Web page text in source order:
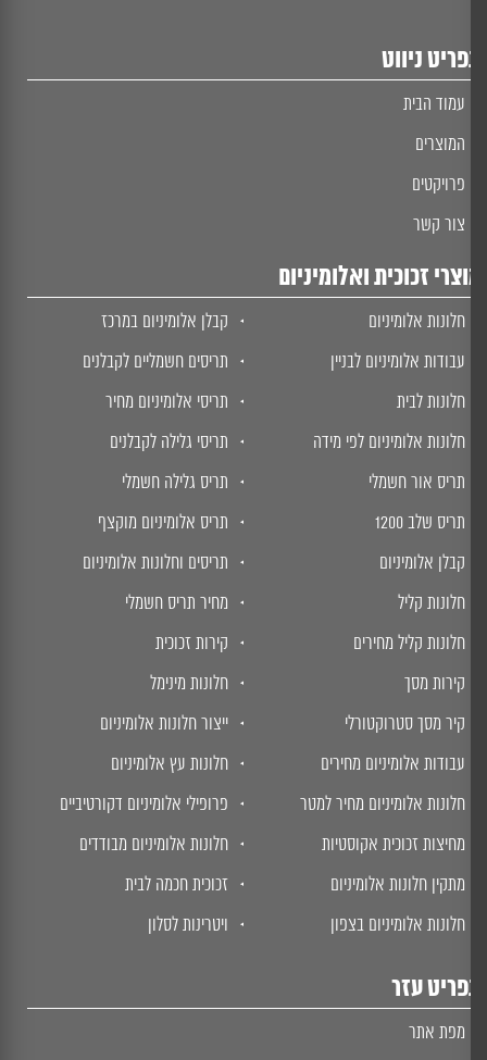
ניווט
עמוד הבית
המוצרים
פרויקטים
צור קשר
זכוכית ואלומיניום
חלונות אלומיניום
עבודות אלומיניום לבניין
חלונות לבית
חלונות אלומיניום לפי מידה
תריס אור חשמלי
תריס שלב 1200
קבלן אלומיניום
חלונות קליל
חלונות קליל מחירים
קירות מסך
קיר מסך סטרוקטורלי
עבודות אלומיניום מחירים
חלונות אלומיניום מחיר למטר
מחיצות זכוכית אקוסטיות
מתקין חלונות אלומיניום
חלונות אלומיניום בצפון
קבלן אלומיניום במרכז
תריסים חשמליים לקבלנים
תריסי אלומיניום מחיר
תריסי גלילה לקבלנים
תריס גלילה חשמלי
תריס אלומיניום מוקצף
תריסים וחלונות אלומיניום
מחיר תריס חשמלי
קירות זכוכית
חלונות מינימל
ייצור חלונות אלומיניום
חלונות עץ אלומיניום
פרופילי אלומיניום דקורטיביים
חלונות אלומיניום מבודדים
זכוכית חכמה לבית
ויטרינות לסלון
עזר
מפת אתר